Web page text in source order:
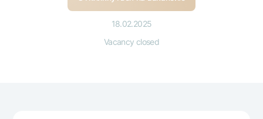
Everything is possible
18.02.2025
Vacancy closed